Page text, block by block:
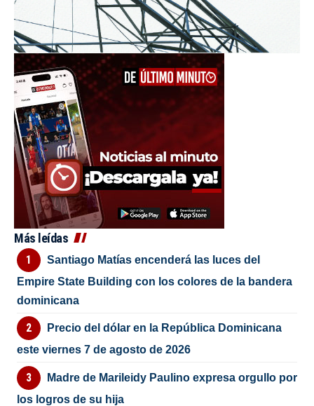
Más leídas
Santiago Matías encenderá las luces del
Empire State Building con los colores de la bandera
dominicana
Precio del dólar en la República Dominicana
este viernes 7 de agosto de 2026
Madre de Marileidy Paulino expresa orgullo por
los logros de su hija